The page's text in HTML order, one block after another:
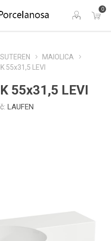
0
SUTEREN
MAIOLICA
55x31,5 LEVI
55x31,5 LEVI
LAUFEN